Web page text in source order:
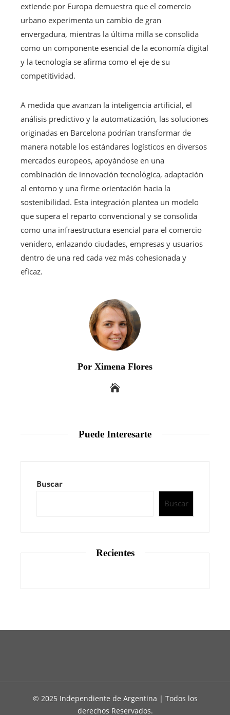
extiende por Europa demuestra que el comercio
urbano experimenta un cambio de gran
envergadura, mientras la última milla se consolida
como un componente esencial de la economía digital
y la tecnología se afirma como el eje de su
competitividad.
A medida que avanzan la inteligencia artificial, el
análisis predictivo y la automatización, las soluciones
originadas en Barcelona podrían transformar de
manera notable los estándares logísticos en diversos
mercados europeos, apoyándose en una
combinación de innovación tecnológica, adaptación
al entorno y una firme orientación hacia la
sostenibilidad. Esta integración plantea un modelo
que supera el reparto convencional y se consolida
como una infraestructura esencial para el comercio
venidero, enlazando ciudades, empresas y usuarios
dentro de una red cada vez más cohesionada y
eficaz.
Por Ximena Flores
Puede Interesarte
Buscar
Buscar
Recientes
© 2025 Independiente de Argentina | Todos los
derechos Reservados.